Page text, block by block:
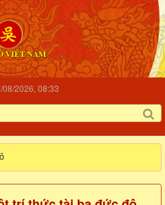
08/2026, 08:33